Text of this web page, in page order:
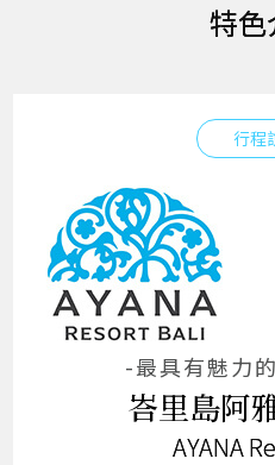
特色
行程
-最具有魅力
峇里島阿
AYANA